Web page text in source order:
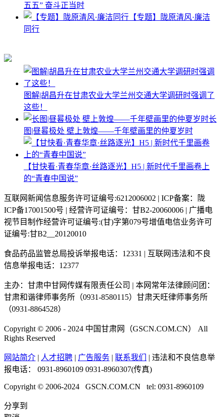
五五” 奋斗正当时
【专题】陇原清风·廉洁
同行
图解|胡昌升在甘肃农业大学兰州交通大学调研时强调了
这些！
长
图|昼晷极处 壁上敦煌——千年壁画里的仲夏岁时
【甘快看·青春华章·丝路逐光】H5 | 新时代千里画卷上
的“青春中国说”
互联网新闻信息服务许可证编号:6212006002 | ICP备案：陇
ICP备17001500号 | 经营许可证编号：甘B2-20060006 | 广播电
视节目制作经营许可证编号:(甘)字第079号增值电信业务许可
证编号:甘B2__20120010
食品药品监管总局投诉举报电话：12331 | 互联网违法和不良
信息举报电话：12377
主办：甘肃中甘网传媒有限责任公司 | 本网常年法律顾问团：
甘肃和谐律师事务所（0931-8580115）甘肃天旺律师事务所
（0931-8864528）
Copyright © 2006 - 2024 中国甘肃网（GSCN.COM.CN） All
Rights Reserved
网站简介 | 人才招聘 | 广告服务 | 联系我们
| 违法和不良信息举
报电话：
0931-8960109 0931-8960307(传真)
Copyright © 2006-2024 GSCN.COM.CN tel: 0931-8960109
分享到